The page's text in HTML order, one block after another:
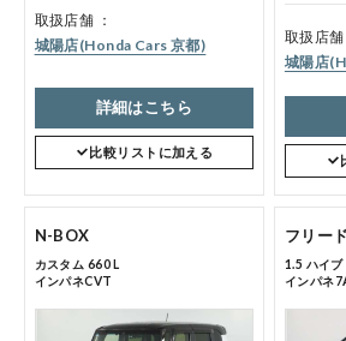
コーポレートサイト
点検・整備のご予約
各店舗へのお問い合わ
取扱店舗
城陽店(Honda Cars 京都)
詳細はこちら
比較リストに加える
取扱店舗
城陽店
N-BOX
カスタム 660 L
インパネCVT
フリー
1.5 ハイ
インパネ